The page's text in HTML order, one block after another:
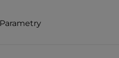
Parametry